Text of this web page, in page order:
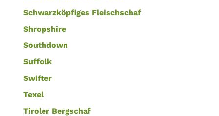
Schwarzköpfiges Fleischschaf
Shropshire
Southdown
Suffolk
Swifter
Texel
Tiroler Bergschaf